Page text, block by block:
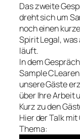
Das zweite
dreht sich um
noch einen
Spirit Legal,
läuft.
In dem
Sample
unsere Gäste
über Ihre Arbeit
Kurz zu den
Hier der Talk
Thema: